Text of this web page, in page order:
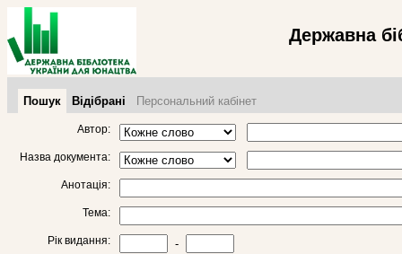
Державна
Пошук Відібрані Персональний кабінет
Автор:
Назва документа:
Анотація:
Тема:
Рік видання: -